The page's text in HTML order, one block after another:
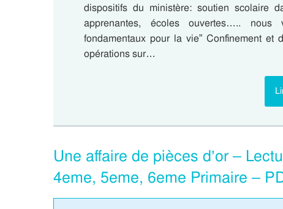
dispositifs du ministère: soutien scolaire
apprenantes, écoles ouvertes….. nous
fondamentaux pour la vie” Confinement
opérations sur…
Une affaire de pièces d’or –
4eme, 5eme, 6eme Primaire –